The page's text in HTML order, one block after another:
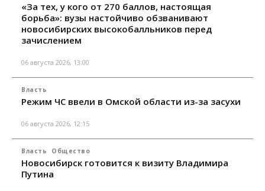
«За тех, у кого от 270 баллов, настоящая
борьба»: вузы настойчиво обзванивают
новосибирских высокобалльников перед
зачислением
06 августа 2026, 13:00
Власть
Режим ЧС ввели в Омской области из-за засухи
06 августа 2026, 12:15
Власть Общество
Новосибирск готовится к визиту Владимира
Путина